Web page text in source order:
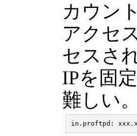
カウン
アクセ
セスさ
IPを固
難しい